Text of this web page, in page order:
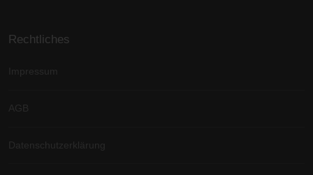
Rechtliches
Impressum
AGB
Datenschutzerklärung